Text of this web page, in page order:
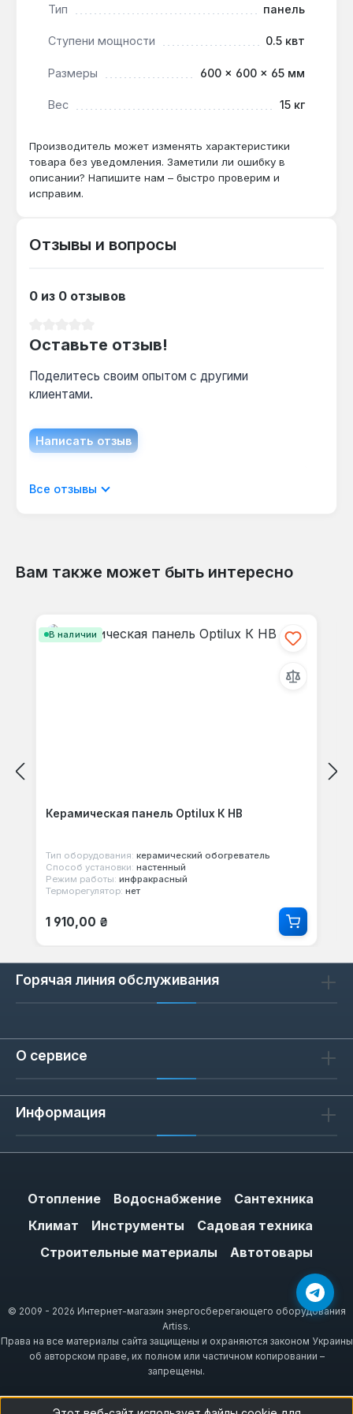
Подходит ли для ванной комнаты?
электрозащиты I обеспечивают безопасную
Как часто нужно обслуживать?
Монолитная конструкция без контакта
нагревательного элемента с воздухом не
требует обслуживания — достаточно
Тип панель
Ступени мощности 0.5 квт
Размеры 600 × 600 × 65 мм
Вес 15 кг
Производитель может изменять характеристики
товара без уведомления. Заметили ли ошибку в
описании? Напишите нам – быстро проверим и
исправим.
Отзывы и вопросы
0 из 0 отзывов
Оставьте отзыв!
Поделитесь своим опытом с другими
клиентами.
Написать отзыв
Отображать отзывы только на текущем
Все отзывы
Вам также может быть интересно
В наличии
Керамическая панель Optilux К НВ
Тип оборудования: керамический обогреватель
Способ установки: настенный
Режим работы: инфракрасный
Терморегулятор: нет
Обычная цена:
1 910,00 ₴
Горячая линия обслуживания
О сервисе
Информация
Отопление Водоснабжение
Сантехника
Климат
Инструменты
Садовая техника
Строительные материалы
Автотовары
© 2009 - 2026 Интернет-магазин энергосберегающего оборудования
Artiss.
Права на все материалы сайта защищены и охраняются законом Украины
об авторском праве, их полном или частичном копировании –
запрещены.